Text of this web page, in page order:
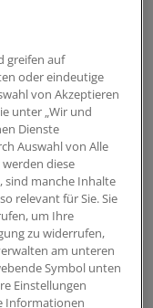
schützen
dieAnti-Racism
sowiePolicies on
Columbia
seitens
Art von
es jede Menge
"racism policy
greifen auf
oder eindeutige
von Akzeptieren
unter „Wir und
Dienste
Auswahl von Alle
diese
sind manche Inhalte
relevant für Sie. Sie
um Ihre
zu widerrufen,
am unteren
Symbol unten
Einstellungen
Informationen